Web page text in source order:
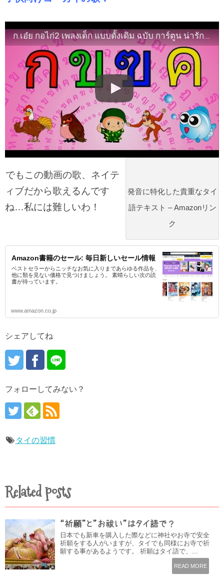
ก.เอ๋ย กอไก่2 เพลงเด็ก แบบดั้งเดิม ฉบับ การ์ตูน น่ารักๆ สนุก จำง่าย | Learn Thai Alphabet
発音に特化した貴重なタイ
語テキスト – Amazonリン
ク
でもこの動画の歌、ネイテ
ィブだから歌えるんです
ね…私には難しいわ！
Amazon書籍のセール: 毎日新しいセール情報
ベストセラーからニッチなお気に入りまであらゆる作品を、
他に類を見ない価格で見つけましょう。 素晴らしい次の読
書が待っています。
www.amazon.co.jp
シェアしてね
フォローしてみない？
タイの習慣
Related posts
“祈願”と”お祓い”はタイ語で？
日本でも新車を購入した際などに神社やお寺で安全
祈願をする人がいますが、タイでも同様にお寺で祈
願する事があるようです。 祈願はタイ語で、...
READ MORE